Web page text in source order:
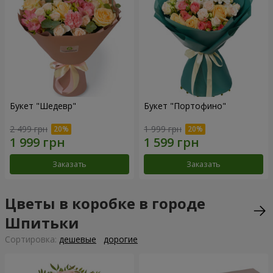
Букет "Шедевр"
2 499 грн
Заказать
Букет "Портофино"
1 999 грн
Заказать
Цветы в коробке в городе
Шпитьки
Cортировка: дешевые дорогие